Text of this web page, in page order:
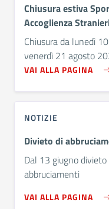
Chiusura estiva
Accoglienza
Chiusura da lunedì
venerdì 21 agosto
VAI ALLA PAGINA
NOTIZIE
Divieto di
Dal 13 giugno divieto
abbruciamenti
VAI ALLA PAGINA